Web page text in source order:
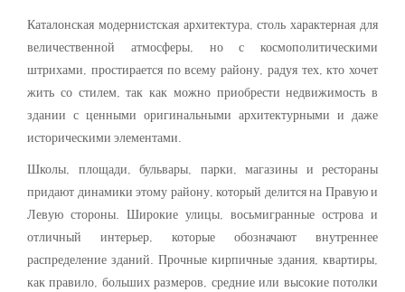
Каталонская модернистская архитектура, столь характерная для
величественной атмосферы, но с космополитическими
штрихами, простирается по всему району, радуя тех, кто хочет
жить со стилем, так как можно приобрести недвижимость в
здании с ценными оригинальными архитектурными и даже
историческими элементами.
Школы, площади, бульвары, парки, магазины и рестораны
придают динамики этому району, который делится на Правую и
Левую стороны. Широкие улицы, восьмигранные острова и
отличный интерьер, которые обозначают внутреннее
распределение зданий. Прочные кирпичные здания, квартиры,
как правило, больших размеров, средние или высокие потолки